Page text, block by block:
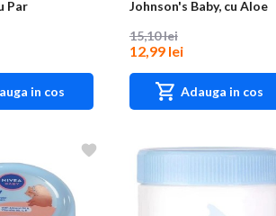
Par
in cos
Johnson's Baby, cu Aloe
15,10 lei
12,99 lei
Adauga in cos